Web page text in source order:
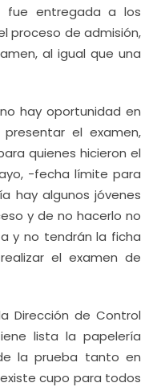
fue entregada a los
proceso de admisión,
al igual que una
hay oportunidad en
el examen,
quienes hicieron el
-fecha límite para
hay algunos jóvenes
y de no hacerlo no
y no tendrán la ficha
el examen de
Dirección de Control
lista la papelería
la prueba tanto en
cupo para todos